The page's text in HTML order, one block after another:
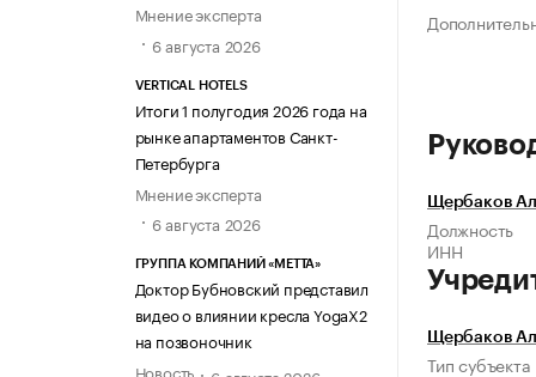
Мнение эксперта
6 августа 2026
VERTICAL HOTELS
Итоги 1 полугодия 2026 года на
рынке апартаментов Санкт-
Петербурга
Мнение эксперта
6 августа 2026
ГРУППА КОМПАНИЙ «МЕТТА»
Доктор Бубновский представил
видео о влиянии кресла YogaX2
на позвоночник
Новость
Щербаков
Должность
ИНН
Щербаков
Тип субъекта